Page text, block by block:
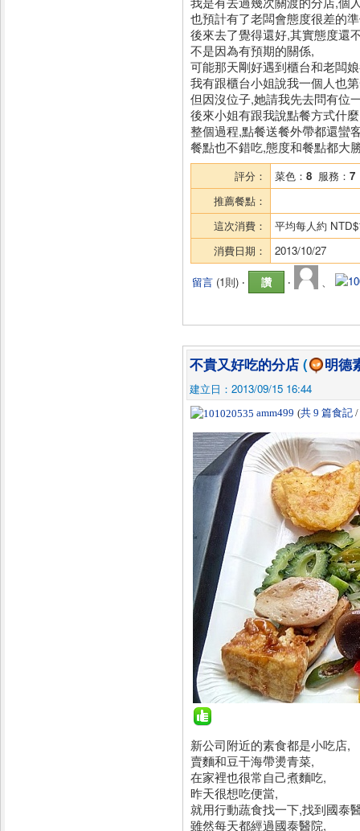
也預計有了老闆會態度很差的
後來去了覺得還好,其實態度還
不是因為有預期的關係,
可能那天剛好遇到櫃台和老闆
我有跟櫃台小姐說我一個人也
但因沒位子,她請我先去問有位
後來小姐有跟我說點餐方式什
整個過程,點餐送餐外帶都還蠻
餐點也不錯吃,態度和餐點都大
評分： 菜色： 8 服務： 7
推薦餐點：
這次消費：
平均每人約
消費日期：
2013/10/27
留言 (1則) ‧ 讚 ‧ 、
不貴又好吃的分店 ( 明德
建立日：2013/09/15 16:44
amm499 (共 9 篇食記 /
新公司附近的素食都是小吃店,
賣麵和豆干海帶燙青菜,
在家裡也很常自己煮麵吃,
昨天很想吃便當,
就用行動蔬食找一下,找到國泰
雖然每天都經過國泰醫院,